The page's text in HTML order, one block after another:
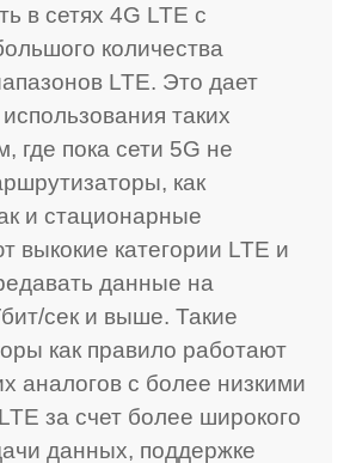
в сетях 4G LTE с
количества
LTE. Это дает
таких
где пока сети 5G не
как
и стационарные
выкокие категории LTE и
данные на
сек и выше. Такие
как правило работают
аналогов с более низкими
за счет более широкого
данных, поддержке